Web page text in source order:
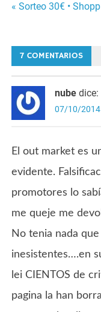
de
entradas
« Sorteo 30€ •
7 COMENTARIOS
nube dice:
07/10/2014
El out market es
evidente.
promotores lo
me queje me
No tenia nada
inesistentes….en
lei CIENTOS de
pagina la han